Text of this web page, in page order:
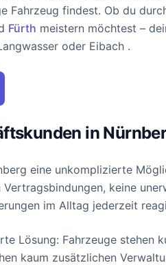
Fahrzeug findest. Ob du
Fürth meistern möchtest –
oder Eibach .
in
eine unkomplizierte
Vertragsbindungen, keine
im Alltag jederzeit
Lösung: Fahrzeuge stehen
kaum zusätzlichen